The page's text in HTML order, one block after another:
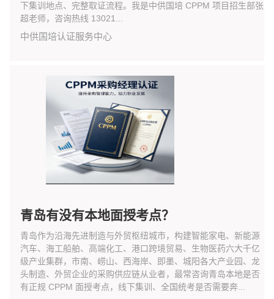
下集训地点、完整取证流程。我是中供国培 CPPM 项目招生部张
超老师，咨询热线 13021...
中供国培认证服务中心
青岛有没有本地面授考点？
青岛作为沿海先进制造与外贸枢纽城市，构建智能家电、新能源
汽车、海工船舶、高端化工、港口跨境贸易、生物医药六大千亿
级产业集群，市南、崂山、西海岸、即墨、城阳各大产业园、龙
头制造、外贸企业的采购供应链从业者，最常咨询青岛本地是否
有正规 CPPM 面授考点，线下集训、全国统考是否需要奔...